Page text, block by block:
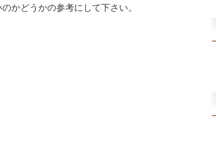
かどうかの参考にして下さい。